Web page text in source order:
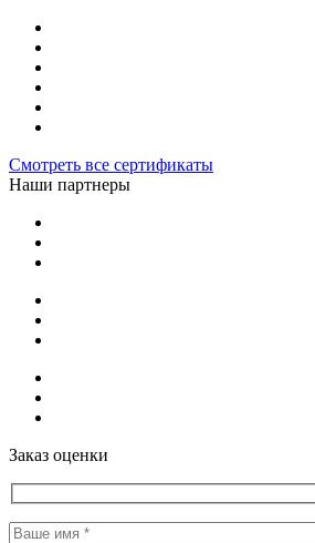
Смотреть все сертификаты
Наши партнеры
Заказ оценки